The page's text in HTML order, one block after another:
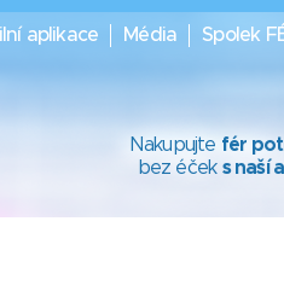
aplikace Média Spolek
Nakupujte fér
bez éček s naší